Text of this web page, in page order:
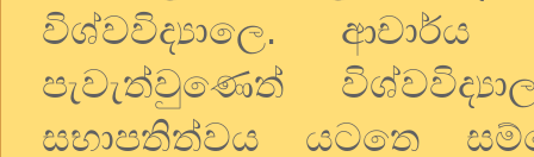
විශ්වවිද්‍යාලෙ.
පැවැත්වුණෙත්
සභාපතිත්වය යටතෙ